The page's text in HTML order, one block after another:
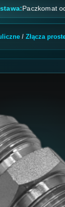
Paczkomat od 100
/ Złącza